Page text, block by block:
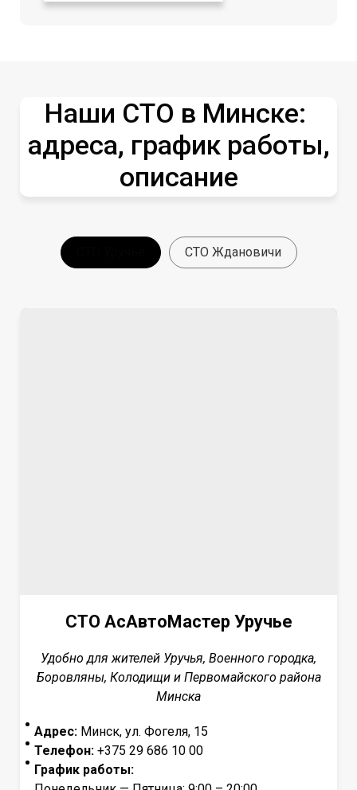
Наши СТО в Минске:
адреса, график работы,
описание
СТО Ждановичи
СТО АсАвтоМастер Уручье
Удобно для жителей Уручья, Военного городка,
Боровляны, Колодищи и Первомайского района
Минска
Адрес: Минск, ул. Фогеля, 15
Телефон: +375 29 686 10 00
График работы: